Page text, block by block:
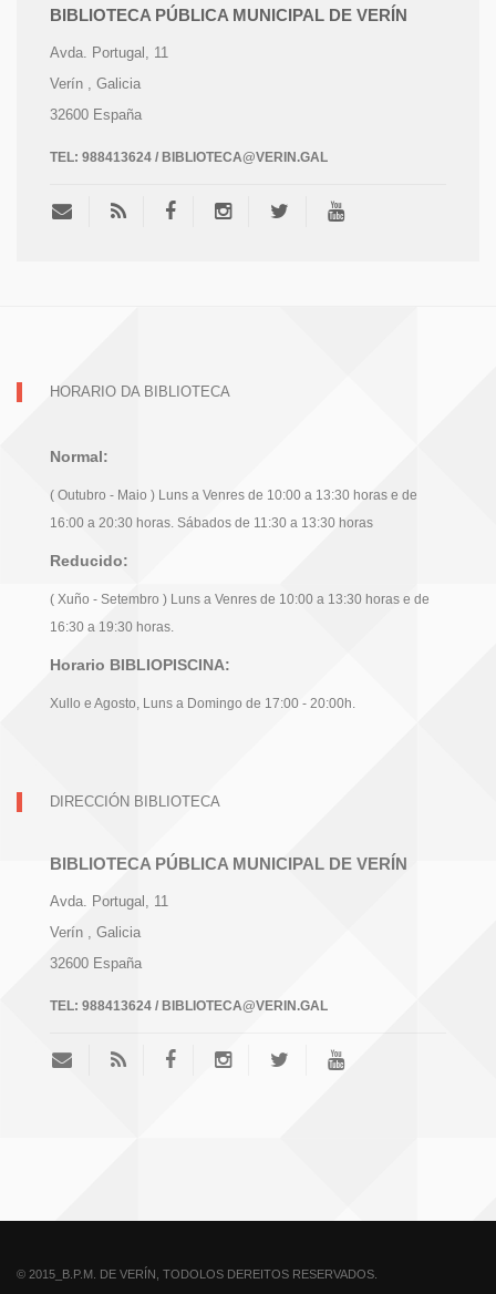
BIBLIOTECA PÚBLICA MUNICIPAL DE VERÍN
Avda. Portugal, 11
Verín , Galicia
32600 España
TEL: 988413624 / BIBLIOTECA@VERIN.GAL
HORARIO DA BIBLIOTECA
Normal:
( Outubro - Maio ) Luns a Venres de 10:00 a 13:30 horas e de
16:00 a 20:30 horas. Sábados de 11:30 a 13:30 horas
Reducido:
( Xuño - Setembro ) Luns a Venres de 10:00 a 13:30 horas e de
16:30 a 19:30 horas.
Horario BIBLIOPISCINA:
Xullo e Agosto, Luns a Domingo de 17:00 - 20:00h.
DIRECCIÓN BIBLIOTECA
BIBLIOTECA PÚBLICA MUNICIPAL DE VERÍN
Avda. Portugal, 11
Verín , Galicia
32600 España
TEL: 988413624 / BIBLIOTECA@VERIN.GAL
© 2015_B.P.M. DE VERÍN, TODOLOS DEREITOS RESERVADOS.